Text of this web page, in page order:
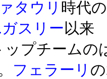
タウリ 時代の
ガスリー 以来
ップチームの
フェラーリ